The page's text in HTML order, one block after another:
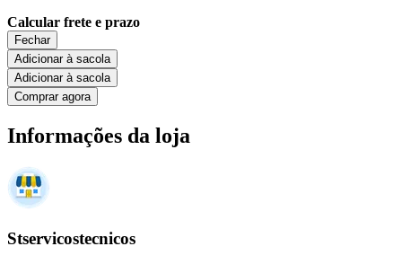
Calcular frete e prazo
Fechar
Adicionar à sacola
Adicionar à sacola
Comprar agora
Informações da loja
Stservicostecnicos